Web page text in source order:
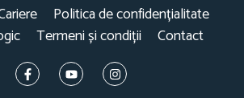
Politica de confidențialitate
Termeni și condiții Contact